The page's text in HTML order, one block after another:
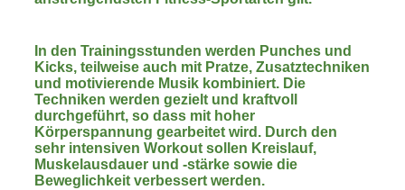
In den Trainingsstunden werden Punches und
Kicks, teilweise auch mit Pratze, Zusatztechniken
und motivierende Musik kombiniert. Die
Techniken werden gezielt und kraftvoll
durchgeführt, so dass mit hoher
Körperspannung gearbeitet wird. Durch den
sehr intensiven Workout sollen Kreislauf,
Muskelausdauer und -stärke sowie die
Beweglichkeit verbessert werden.